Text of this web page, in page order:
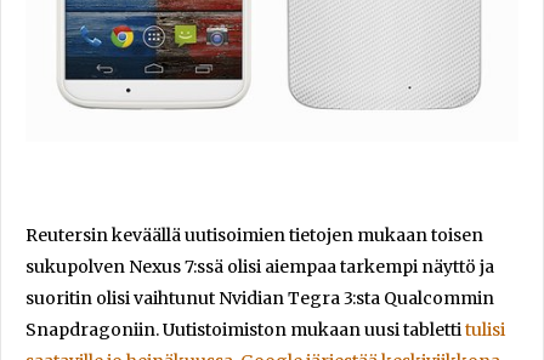
Reutersin keväällä uutisoimien tietojen mukaan toisen
sukupolven Nexus 7:ssä olisi aiempaa tarkempi näyttö ja
suoritin olisi vaihtunut Nvidian Tegra 3:sta Qualcommin
Snapdragoniin. Uutistoimiston mukaan uusi tablettitulisi